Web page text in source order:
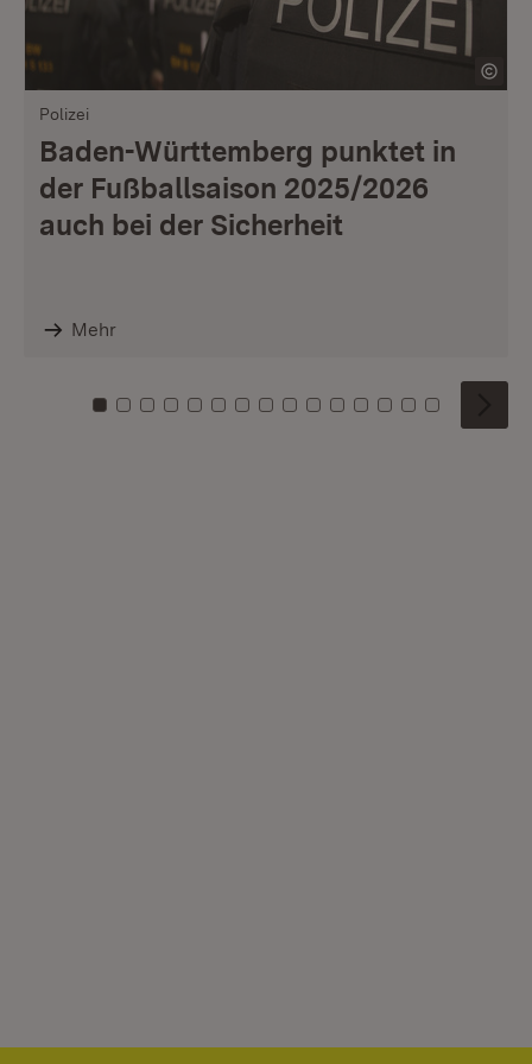
Polizei
Baden-Württemberg punktet in
der Fußballsaison 2025/2026
auch bei der Sicherheit
Mehr
Zu Kachel: 0
Zu Kachel: 1
Zu Kachel: 2
Zu Kachel: 3
Zu Kachel: 4
Zu Kachel: 5
Zu Kachel: 6
Zu Kachel: 7
Zu Kachel: 8
Zu Kachel: 9
Zu Kachel: 10
Zu Kachel: 11
Zu Kachel: 12
Zu Kachel:
Zu